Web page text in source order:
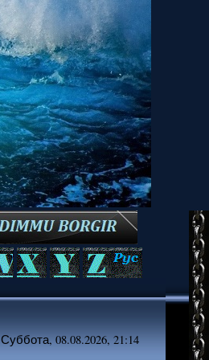
Суббота, 08.08.2026, 21:14